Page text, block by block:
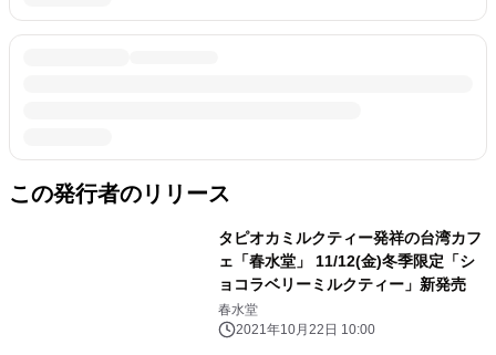
この発行者のリリース
タピオカミルクティー発祥の台湾カフ
ェ「春水堂」 11/12(金)冬季限定「シ
ョコラベリーミルクティー」新発売
春水堂
2021年10月22日 10:00